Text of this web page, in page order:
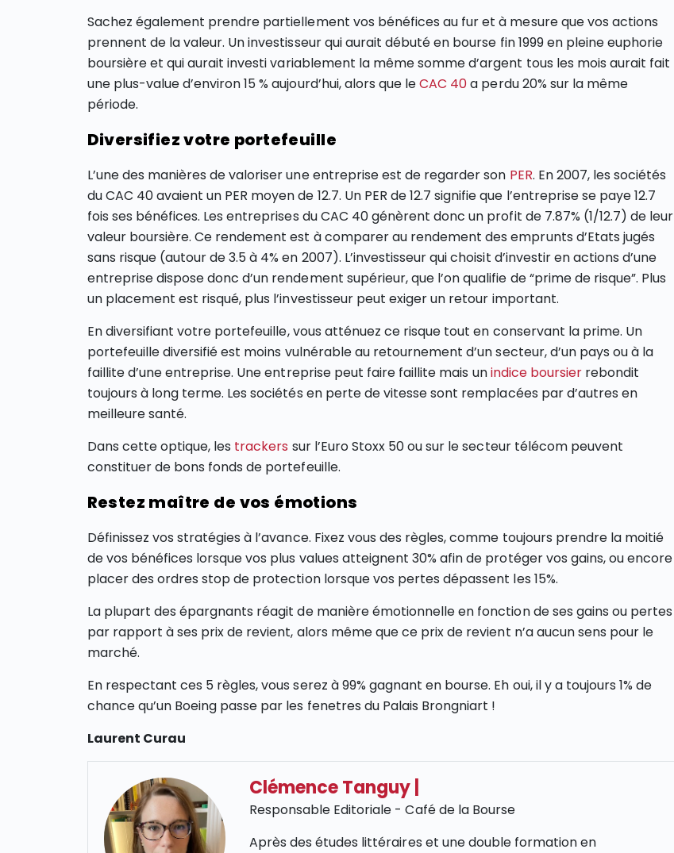
Sachez également prendre partiellement vos bénéfices au fur et à mesure que vos actions
prennent de la valeur. Un investisseur qui aurait débuté en bourse fin 1999 en pleine euphorie
boursière et qui aurait investi variablement la même somme d’argent tous les mois aurait fait
une plus-value d’environ 15 % aujourd’hui, alors que leCAC 40a perdu 20% sur la même
période.
Diversifiez votre portefeuille
L’une des manières de valoriser une entreprise est de regarder son PER. En 2007, les sociétés
du CAC 40 avaient un PER moyen de 12.7. Un PER de 12.7 signifie que l’entreprise se paye 12.7
fois ses bénéfices. Les entreprises du CAC 40 génèrent donc un profit de 7.87% (1/12.7) de leur
valeur boursière. Ce rendement est à comparer au rendement des emprunts d’Etats jugés
sans risque (autour de 3.5 à 4% en 2007). L’investisseur qui choisit d’investir en actions d’une
entreprise dispose donc d’un rendement supérieur, que l’on qualifie de “prime de risque”. Plus
un placement est risqué, plus l’investisseur peut exiger un retour important.
En diversifiant votre portefeuille, vous atténuez ce risque tout en conservant la prime. Un
portefeuille diversifié est moins vulnérable au retournement d’un secteur, d’un pays ou à la
faillite d’une entreprise. Une entreprise peut faire faillite mais unindice boursier rebondit
toujours à long terme. Les sociétés en perte de vitesse sont remplacées par d’autres en
meilleure santé.
Dans cette optique, les trackers sur l’Euro Stoxx 50 ou sur le secteur télécom peuvent
constituer de bons fonds de portefeuille.
Restez maître de vos émotions
Définissez vos stratégies à l’avance. Fixez vous des règles, comme toujours prendre la moitié
de vos bénéfices lorsque vos plus values atteignent 30% afin de protéger vos gains, ou encore
placer des ordres stop de protection lorsque vos pertes dépassent les 15%.
La plupart des épargnants réagit de manière émotionnelle en fonction de ses gains ou pertes
par rapport à ses prix de revient, alors même que ce prix de revient n’a aucun sens pour le
marché.
En respectant ces 5 règles, vous serez à 99% gagnant en bourse. Eh oui, il y a toujours 1% de
chance qu’un Boeing passe par les fenetres du Palais Brongniart !
Laurent Curau
Clémence Tanguy
Responsable Editoriale - Café de la Bourse
Après des études littéraires et une double formation en